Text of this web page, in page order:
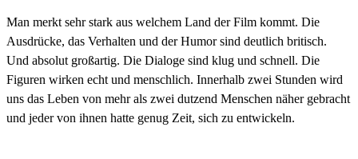
Man merkt sehr stark aus welchem Land der Film kommt. Die
Ausdrücke, das Verhalten und der Humor sind deutlich britisch.
Und absolut großartig. Die Dialoge sind klug und schnell. Die
Figuren wirken echt und menschlich. Innerhalb zwei Stunden wird
uns das Leben von mehr als zwei dutzend Menschen näher gebracht
und jeder von ihnen hatte genug Zeit, sich zu entwickeln.